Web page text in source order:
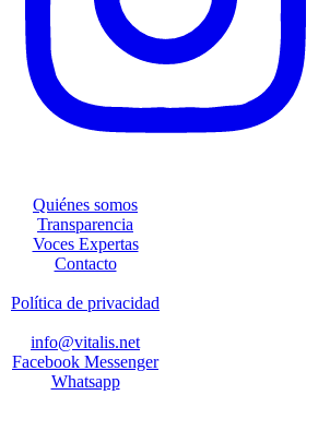
Quiénes somos
Transparencia
Voces Expertas
Contacto
Política de privacidad
info@vitalis.net
Facebook Messenger
Whatsapp